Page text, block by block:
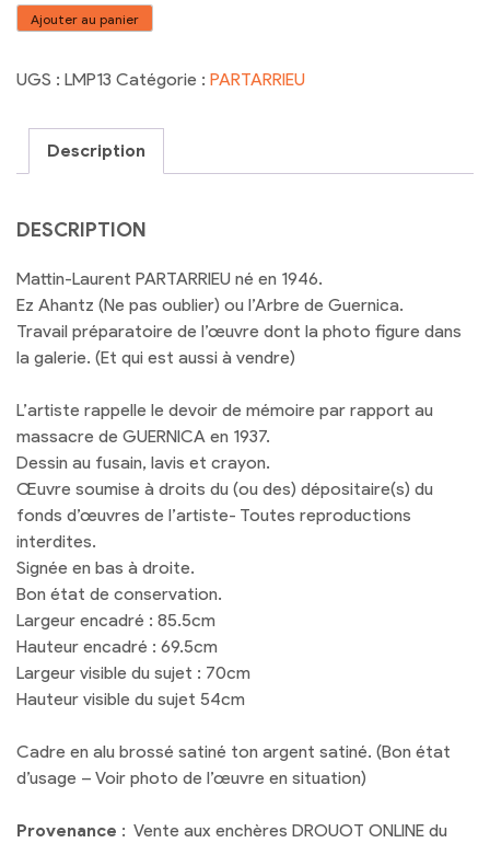
quantité
EZ-
Travail
Ajouter au panier
UGS : LMP13 Catégorie : PARTARRIEU
Description
DESCRIPTION
Mattin-Laurent PARTARRIEU né en 1946.
Ez Ahantz (Ne pas oublier) ou l’Arbre de Guernica.
Travail préparatoire de l’œuvre dont la photo figure dans
la galerie. (Et qui est aussi à vendre)
L’artiste rappelle le devoir de mémoire par rapport au
massacre de GUERNICA en 1937.
Dessin au fusain, lavis et crayon.
Œuvre soumise à droits du (ou des) dépositaire(s) du
fonds d’œuvres de l’artiste- Toutes reproductions
interdites.
Signée en bas à droite.
Bon état de conservation.
Largeur encadré : 85.5cm
Hauteur encadré : 69.5cm
Largeur visible du sujet : 70cm
Hauteur visible du sujet 54cm
Cadre en alu brossé satiné ton argent satiné. (Bon état
d’usage – Voir photo de l’œuvre en situation)
Provenance : Vente aux enchères DROUOT ONLINE du